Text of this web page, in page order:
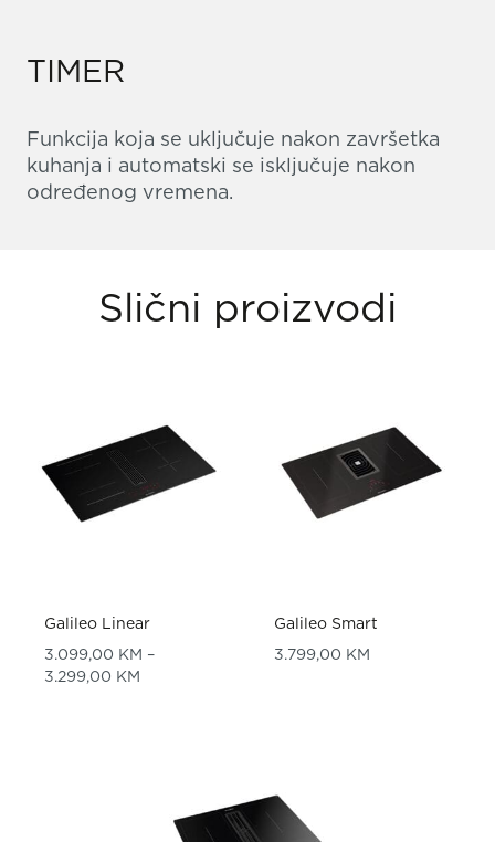
TIMER
Funkcija koja se uključuje nakon završetka
kuhanja i automatski se isključuje nakon
određenog vremena.
Slični proizvodi
Galileo Linear
3.099,00 KM –
3.299,00 KM
Galileo Smart
3.799,00 KM